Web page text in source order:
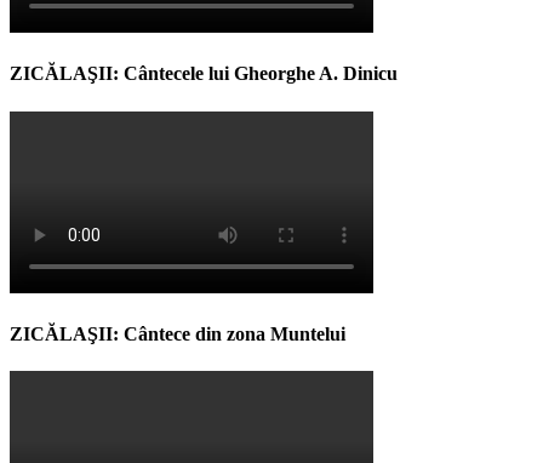
ZICĂLAŞII: Cântecele lui Gheorghe A. Dinicu
ZICĂLAŞII: Cântece din zona Muntelui